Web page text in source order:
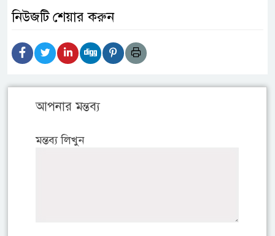
নিউজটি শেয়ার করুন
আপনার মন্তব্য
মন্তব্য লিখুন